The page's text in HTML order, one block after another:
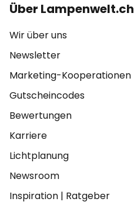
Über Lampenwelt.ch
Wir über uns
Newsletter
Marketing-Kooperationen
Gutscheincodes
Bewertungen
Karriere
Lichtplanung
Newsroom
Inspiration | Ratgeber